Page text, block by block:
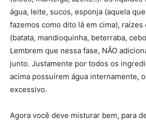
água, leite, sucos, esponja (aquela
fazemos como dito lá em cima),
(batata, mandioquinha, beterraba,
Lembrem que nessa fase, NÃO
junto. Justamente por todos os
acima possuírem água internamente,
excessivo.
Agora você deve misturar bem, para